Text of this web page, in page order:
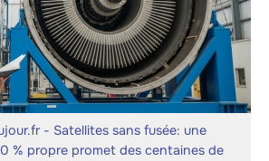
- Satellites sans fusée: une
% propre promet des centaines de